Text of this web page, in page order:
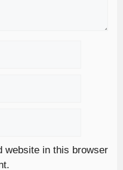
website in this browser